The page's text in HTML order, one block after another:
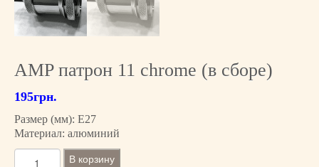
AMP патрон 11 chrome (в сборе)
195грн.
Размер (мм): E27
Материал: алюминий
В корзину